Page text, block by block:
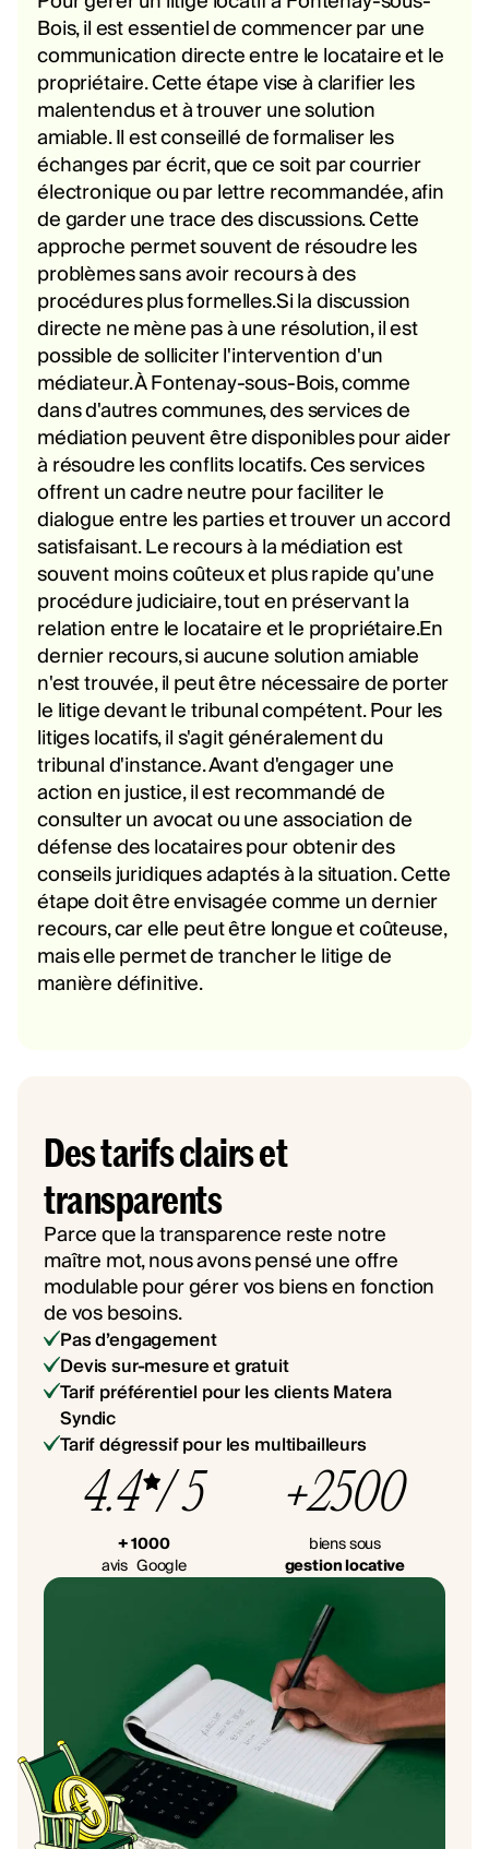
Bois, il est essentiel de commencer par une
communication directe entre le locataire et le
propriétaire. Cette étape vise à clarifier les
malentendus et à trouver une solution
amiable. Il est conseillé de formaliser les
échanges par écrit, que ce soit par courrier
électronique ou par lettre recommandée, afin
de garder une trace des discussions. Cette
approche permet souvent de résoudre les
problèmes sans avoir recours à des
procédures plus formelles.Si la discussion
directe ne mène pas à une résolution, il est
possible de solliciter l'intervention d'un
médiateur. À Fontenay-sous-Bois, comme
dans d'autres communes, des services de
médiation peuvent être disponibles pour aider
à résoudre les conflits locatifs. Ces services
offrent un cadre neutre pour faciliter le
dialogue entre les parties et trouver un accord
satisfaisant. Le recours à la médiation est
souvent moins coûteux et plus rapide qu'une
procédure judiciaire, tout en préservant la
relation entre le locataire et le propriétaire.En
dernier recours, si aucune solution amiable
n'est trouvée, il peut être nécessaire de porter
le litige devant le tribunal compétent. Pour les
litiges locatifs, il s'agit généralement du
tribunal d'instance. Avant d'engager une
action en justice, il est recommandé de
consulter un avocat ou une association de
défense des locataires pour obtenir des
conseils juridiques adaptés à la situation. Cette
étape doit être envisagée comme un dernier
recours, car elle peut être longue et coûteuse,
mais elle permet de trancher le litige de
manière définitive.
Des tarifs clairs et
transparents
Parce que la transparence reste notre
maître mot, nous avons pensé une offre
modulable pour gérer vos biens en fonction
de vos besoins.
Pas d’engagement
Devis sur-mesure et gratuit
Tarif préférentiel pour les clients Matera
Syndic
Tarif dégressif pour les multibailleurs
4.4 / 5
+ 1000
avis Google
+2500
biens sous
gestion locative